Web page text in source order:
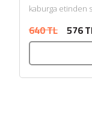
kaburga etinden
640 TL 576